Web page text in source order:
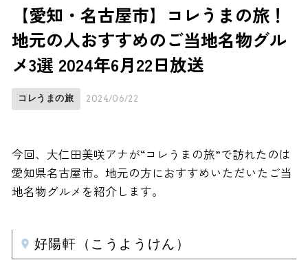
【愛知・名古屋市】コレうまの旅！
地元の人おすすめのご当地名物グル
メ3選 2024年6月22日放送
コレうまの旅 2024/06/22
今回、大仁田美咲アナが“コレうまの旅”で訪れたのは
愛知県名古屋市。地元の方におすすめいただいたご当
地名物グルメを紹介します。
好陽軒（こうようけん）